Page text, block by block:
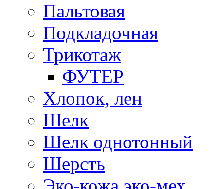
Пальтовая
Подкладочная
Трикотаж
ФУТЕР
Хлопок, лен
Шелк
Шелк однотонный
Шерсть